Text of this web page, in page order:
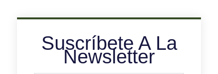
Suscríbete A La
Newsletter